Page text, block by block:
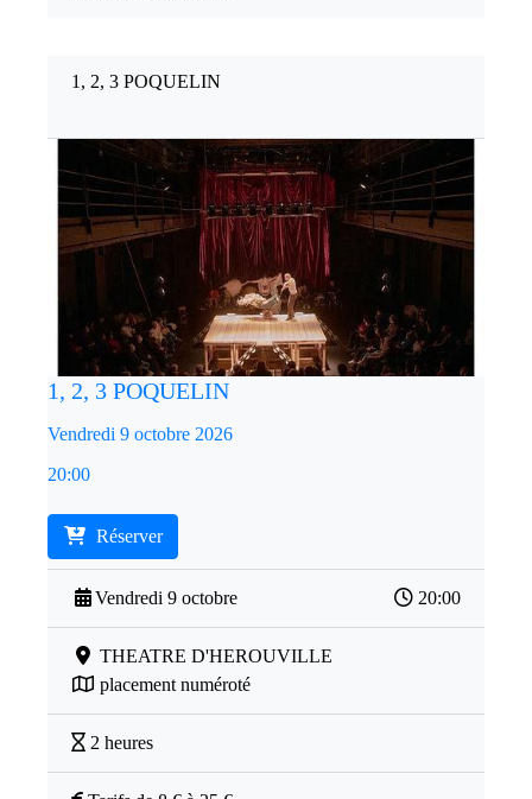
1, 2, 3 POQUELIN
1, 2, 3 POQUELIN
Vendredi 9 octobre 2026
20:00
Réserver
Vendredi 9 octobre 20:00
THEATRE D'HEROUVILLE
placement numéroté
2 heures